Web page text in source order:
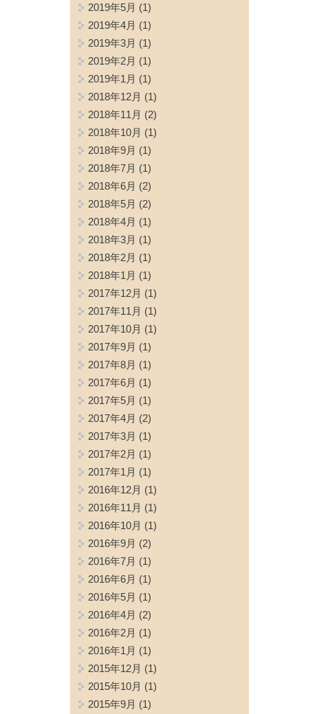
2019年5月 (1)
2019年4月 (1)
2019年3月 (1)
2019年2月 (1)
2019年1月 (1)
2018年12月 (1)
2018年11月 (2)
2018年10月 (1)
2018年9月 (1)
2018年7月 (1)
2018年6月 (2)
2018年5月 (2)
2018年4月 (1)
2018年3月 (1)
2018年2月 (1)
2018年1月 (1)
2017年12月 (1)
2017年11月 (1)
2017年10月 (1)
2017年9月 (1)
2017年8月 (1)
2017年6月 (1)
2017年5月 (1)
2017年4月 (2)
2017年3月 (1)
2017年2月 (1)
2017年1月 (1)
2016年12月 (1)
2016年11月 (1)
2016年10月 (1)
2016年9月 (2)
2016年7月 (1)
2016年6月 (1)
2016年5月 (1)
2016年4月 (2)
2016年2月 (1)
2016年1月 (1)
2015年12月 (1)
2015年10月 (1)
2015年9月 (1)